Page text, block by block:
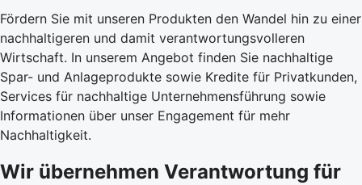
Fördern Sie mit unseren Produkten den Wandel hin zu einer
nachhaltigeren und damit verantwortungsvolleren
Wirtschaft. In unserem Angebot finden Sie nachhaltige
Spar- und Anlageprodukte sowie Kredite für Privatkunden,
Services für nachhaltige Unternehmensführung sowie
Informationen über unser Engagement für mehr
Nachhaltigkeit.
Wir übernehmen Verantwortung für